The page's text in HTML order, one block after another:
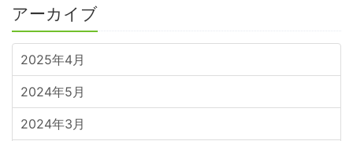
アーカイブ
2025年4月
2024年5月
2024年3月